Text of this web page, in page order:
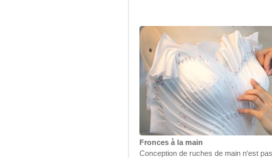
Fronces à la main
Conception de ruches de main n'est